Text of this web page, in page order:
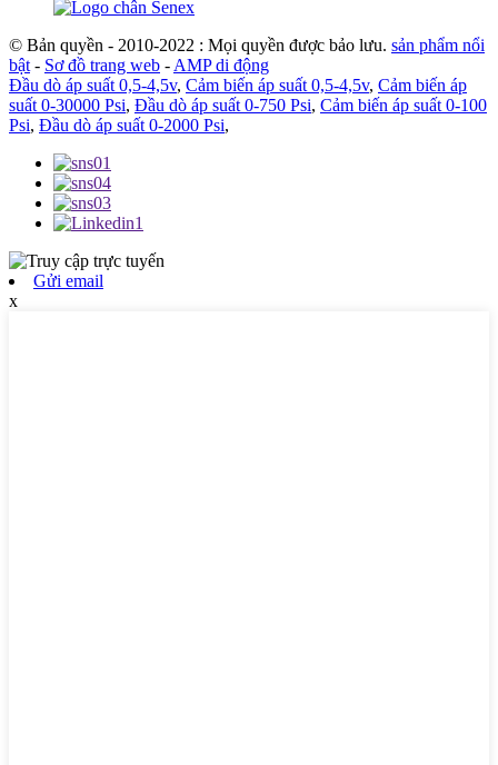
© Bản quyền - 2010-2022 : Mọi quyền được bảo lưu. sản phẩm nổi
bật - Sơ đồ trang web - AMP di động
Đầu dò áp suất 0,5-4,5v, Cảm biến áp suất 0,5-4,5v, Cảm biến áp
suất 0-30000 Psi, Đầu dò áp suất 0-750 Psi, Cảm biến áp suất 0-100
Psi, Đầu dò áp suất 0-2000 Psi,
Gửi email
x